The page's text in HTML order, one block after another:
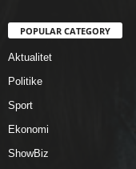
POPULAR CATEGORY
Aktualitet
Politike
Sport
Ekonomi
ShowBiz